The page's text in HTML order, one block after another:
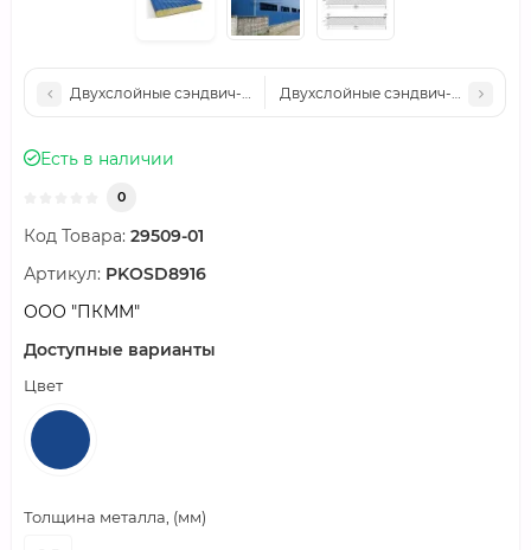
Двухслойные сэндвич-панели минеральная вата, 0.5,
Двухслойные сэндвич-панели
Есть в наличии
0
Код Товара: 29509-01
Артикул: PKOSD8916
ООО "ПКММ"
Доступные варианты
Цвет
Толщина металла, (мм)